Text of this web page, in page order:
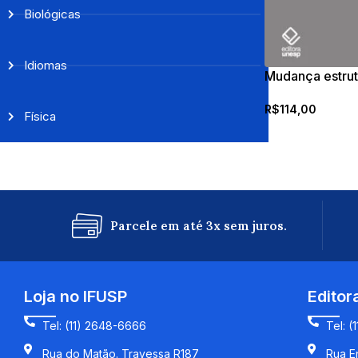
Biológicas
Idiomas
Física
Mudança
R$114,00
Parcele em até 3x sem juros.
Loja no IFUSP
Tel: (11) 2648-6666
Rua do Matão. Travessa R187
Tel:
Rua